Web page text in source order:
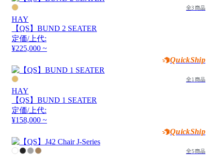
全3商品
HAY
【QS】BUND 2 SEATER
定価/上代:
¥225,000 ~
QuickShip
全1商品
HAY
【QS】BUND 1 SEATER
定価/上代:
¥158,000 ~
QuickShip
全5商品